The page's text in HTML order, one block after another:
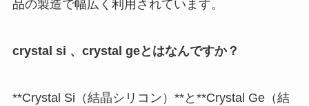
品の製造で幅広く利用されています。
crystal si 、crystal geとはなんですか？
**Crystal Si（結晶シリコン）**と**Crystal Ge（結